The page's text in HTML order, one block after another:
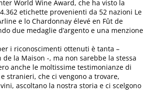
World Wine Award, che ha visto la
etichette provenienti da 52 nazioni Le
e lo Chardonnay élevé en Fût de
due medaglie d’argento e una menzione
i riconoscimenti ottenuti è tanta –
la Maison -, ma non sarebbe la stessa
anche le moltissime testimonianze di
stranieri, che ci vengono a trovare,
ascoltano la nostra storia e ci scelgono